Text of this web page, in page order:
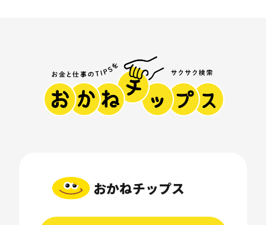
おかねチップス